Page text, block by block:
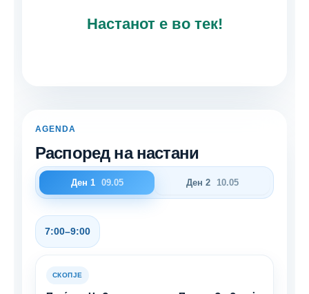
Настанот е во тек!
AGENDA
Распоред на настани
Ден 1 09.05 Ден 2 10.05
7:00–9:00
СКОПЈЕ